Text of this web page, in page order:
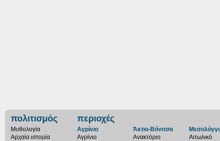
πολιτισμός
Μυθολογία
Αρχαία ιστορία
περιοχές
Αγρίνιο
Αγρίνιο
Άκτιο-Βόνιτσα
Ανακτόριο
Μεσολόγγι
Αιτωλικό